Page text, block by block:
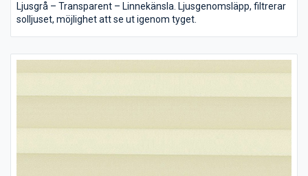
Ljusgrå – Transparent – Linnekänsla. Ljusgenomsläpp, filtrerar
solljuset, möjlighet att se ut igenom tyget.